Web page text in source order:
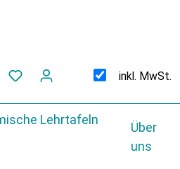
inkl. MwSt.
Lehrtafeln
Über
uns